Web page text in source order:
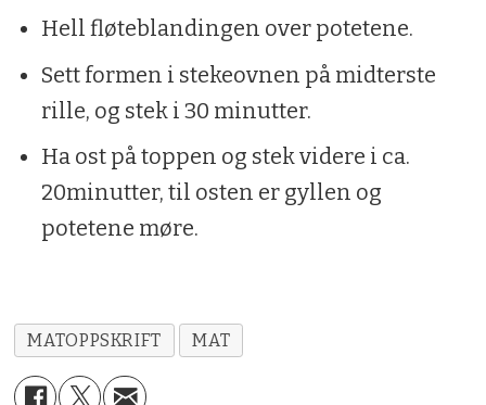
Hell fløteblandingen over potetene.
Sett formen i stekeovnen på midterste
rille, og stek i 30 minutter.
Ha ost på toppen og stek videre i ca.
20minutter, til osten er gyllen og
potetene møre.
MATOPPSKRIFT MAT